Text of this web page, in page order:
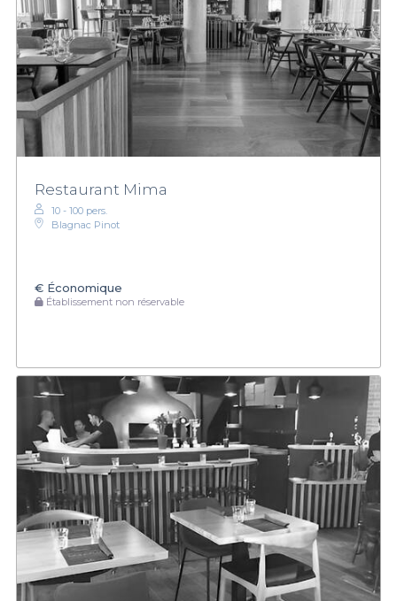
Restaurant Mima
10 - 100 pers.
Blagnac Pinot
€ Économique
Établissement non réservable